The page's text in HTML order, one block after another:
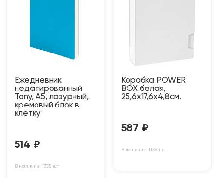
Ежедневник
недатированный
Tony, А5, лазурный,
кремовый блок в
клетку
514 ₽
В наличии: 1335 шт
Коробка POWER
BOX белая,
25,6х17,6х4,8см.
587 ₽
В наличии: 1138 шт